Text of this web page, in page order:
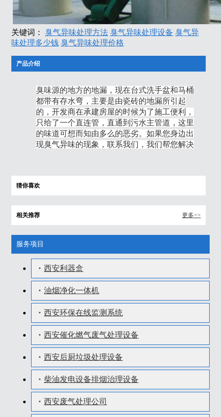
关键词： 臭气异味处理方法 臭气异味处理设备 臭气异
味处理多少钱 臭气异味处理价格
产品介绍
臭味源的地方的地漏，现在台式洗手盆和马桶
都带有存水弯，主要是由瓷砖的地漏所引起
的，开发商在承建房屋的时候为了施工便利，
只给了一个直连管，直通到污水主管道，这里
的味道可想而知由多么的恶劣。如果您身边出
现臭气异味的现象，联系我们，我们帮您解决
猜你喜欢
相关推荐 更多>>
服务项目
西安利器盒
油烟净化一体机
西安环保在线监测系统
西安催化燃气废气处理设备
西安后厨垃圾处理设备
柴油发电设备排烟治理设备
西安废气处理公司